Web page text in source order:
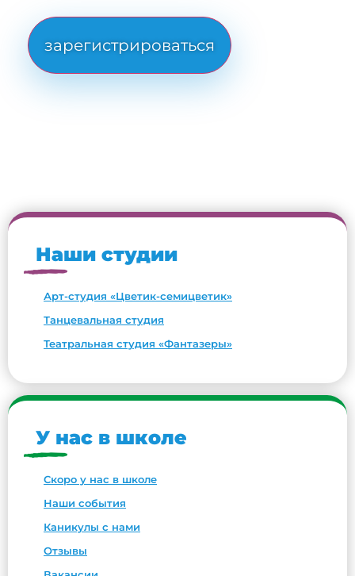
No val
Наши студии
Арт-студия «Цветик-семицветик»
Танцевальная студия
Театральная студия «Фантазеры»
У нас в школе
Скоро у нас в школе
Наши события
Каникулы с нами
Отзывы